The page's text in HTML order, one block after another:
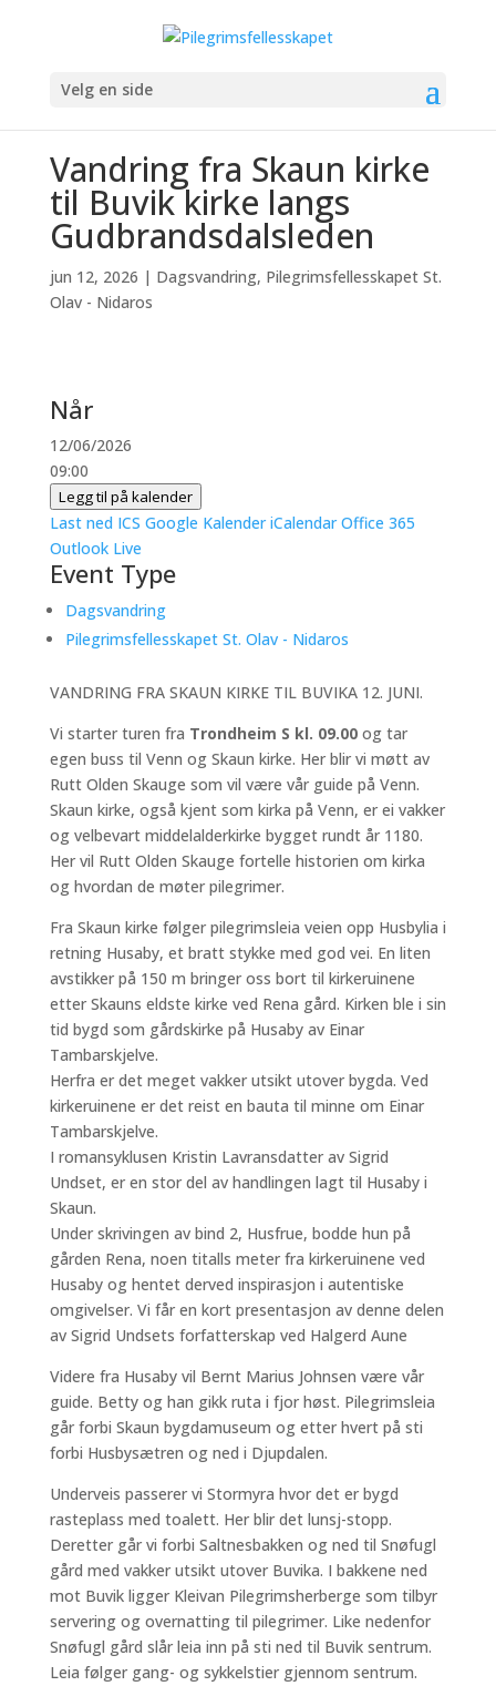
Velg en side
Vandring fra Skaun kirke
til Buvik kirke langs
Gudbrandsdalsleden
jun 12, 2026 | Dagsvandring, Pilegrimsfellesskapet St.
Olav - Nidaros
Når
12/06/2026
09:00
Legg til på kalender
Last ned ICS Google Kalender iCalendar Office 365
Outlook Live
Event Type
Dagsvandring
Pilegrimsfellesskapet St. Olav - Nidaros
VANDRING FRA SKAUN KIRKE TIL BUVIKA 12. JUNI.
Vi starter turen fra Trondheim S kl. 09.00og tar
egen buss til Venn og Skaun kirke. Her blir vi møtt av
Rutt Olden Skauge som vil være vår guide på Venn.
Skaun kirke, også kjent som kirka på Venn, er ei vakker
og velbevart middelalderkirke bygget rundt år 1180.
Her vil Rutt Olden Skauge fortelle historien om kirka
og hvordan de møter pilegrimer.
Fra Skaun kirke følger pilegrimsleia veien opp Husbylia i
retning Husaby, et bratt stykke med god vei. En liten
avstikker på 150 m bringer oss bort til kirkeruinene
etter Skauns eldste kirke ved Rena gård. Kirken ble i sin
tid bygd som gårdskirke på Husaby av Einar
Tambarskjelve.
Herfra er det meget vakker utsikt utover bygda. Ved
kirkeruinene er det reist en bauta til minne om Einar
Tambarskjelve.
I romansyklusen Kristin Lavransdatter av Sigrid
Undset, er en stor del av handlingen lagt til Husaby i
Skaun.
Under skrivingen av bind 2, Husfrue, bodde hun på
gården Rena, noen titalls meter fra kirkeruinene ved
Husaby og hentet derved inspirasjon i autentiske
omgivelser. Vi får en kort presentasjon av denne delen
av Sigrid Undsets forfatterskap ved Halgerd Aune
Videre fra Husaby vil Bernt Marius Johnsen være vår
guide. Betty og han gikk ruta i fjor høst. Pilegrimsleia
går forbi Skaun bygdamuseum og etter hvert på sti
forbi Husbysætren og ned i Djupdalen.
Underveis passerer vi Stormyra hvor det er bygd
rasteplass med toalett. Her blir det lunsj-stopp.
Deretter går vi forbi Saltnesbakken og ned til Snøfugl
gård med vakker utsikt utover Buvika. I bakkene ned
mot Buvik ligger Kleivan Pilegrimsherberge som tilbyr
servering og overnatting til pilegrimer. Like nedenfor
Snøfugl gård slår leia inn på sti ned til Buvik sentrum.
Leia følger gang- og sykkelstier gjennom sentrum.